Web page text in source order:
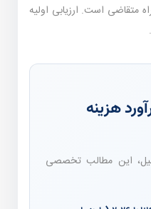
متقاضی است. ارزیابی اولیه
هزینه
این مطالب تخصصی